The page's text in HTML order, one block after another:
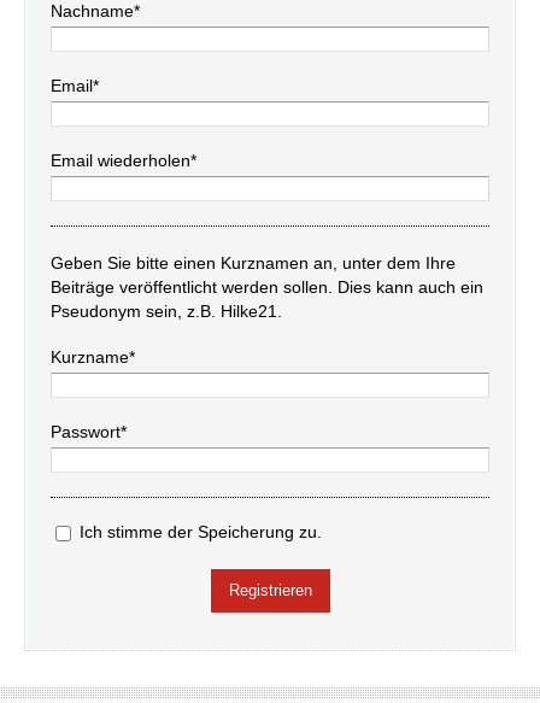
Nachname*
Email*
Email wiederholen*
Geben Sie bitte einen Kurznamen an, unter dem Ihre
Beiträge veröffentlicht werden sollen. Dies kann auch ein
Pseudonym sein, z.B. Hilke21.
Kurzname*
Passwort*
Ich stimme der Speicherung zu.